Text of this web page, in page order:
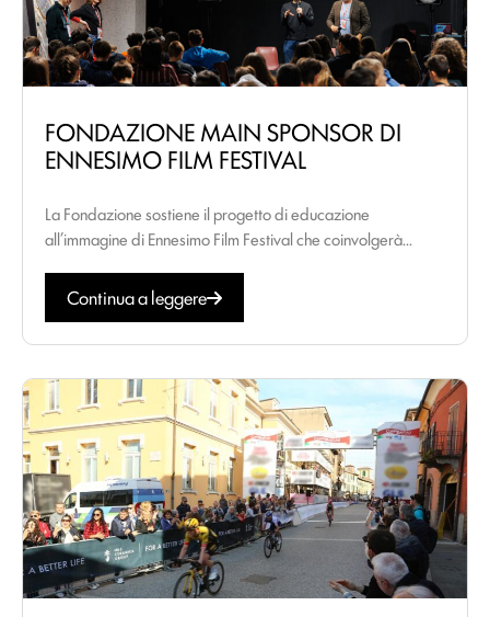
FONDAZIONE MAIN SPONSOR DI
ENNESIMO FILM FESTIVAL
La Fondazione sostiene il progetto di educazione
all’immagine di Ennesimo Film Festival che coinvolgerà...
Continua a leggere